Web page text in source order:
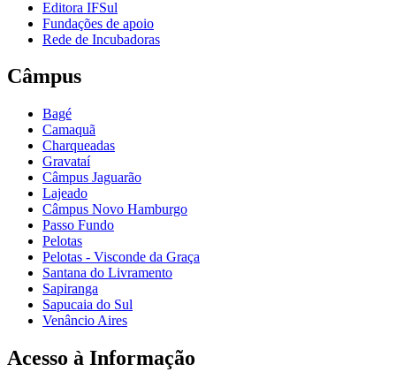
Editora IFSul
Fundações de apoio
Rede de Incubadoras
Câmpus
Bagé
Camaquã
Charqueadas
Gravataí
Câmpus Jaguarão
Lajeado
Câmpus Novo Hamburgo
Passo Fundo
Pelotas
Pelotas - Visconde da Graça
Santana do Livramento
Sapiranga
Sapucaia do Sul
Venâncio Aires
Acesso à Informação